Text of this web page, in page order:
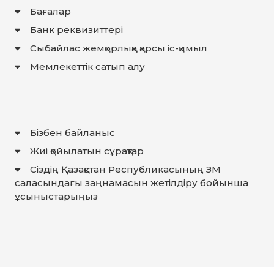
Бағалар
Банк реквизиттері
Сыбайлас жемқорлыққа қарсы іс-қимыл
Мемлекеттiк сатып алу
Бізбен байланыс
Жиі қойылатын сұрақтар
Сіздің Қазақстан Республикасының ЗМ
саласындағы заңнамасын жетілдіру бойынша
ұсыныстарыңыз